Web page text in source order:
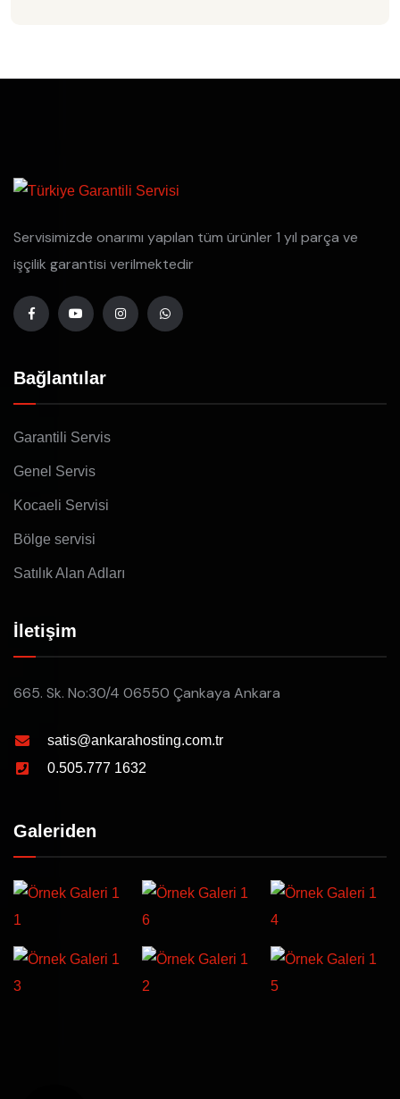
Servisimizde onarımı yapılan tüm ürünler 1 yıl parça ve
işçilik garantisi verilmektedir
Bağlantılar
Garantili Servis
Genel Servis
Kocaeli Servisi
Bölge servisi
Satılık Alan Adları
İletişim
665. Sk. No:30/4 06550 Çankaya Ankara
satis@ankarahosting.com.tr
0.505.777 1632
Galeriden